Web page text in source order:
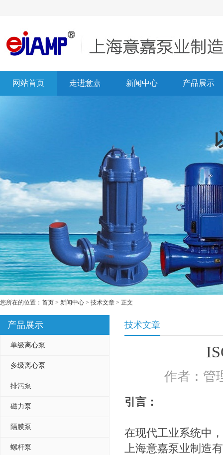
网站首页 走进意嘉 新闻中心 产品展示
您所在的位置： 首页 > 新闻中心 > 技术文章 > 正文
产品展示
单级离心泵
多级离心泵
排污泵
磁力泵
隔膜泵
螺杆泵
技术文章
作者：
引言：
在现代工业系统中
上海意嘉泵业制造